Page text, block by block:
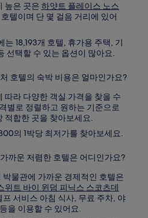
높은 곳은 하얏트 플레이스 노스
호텔이며 단 몇 걸음 거리에 있어
는 18,193개 호텔, 휴가용 주택, 기
선택할 수 있는 옵션이 많아요.
호텔의 숙박 비용은 얼마인가요?
따라 다양한 객실 가격을 찾을 수
별로 정렬하고 원하는 기준으로
적합한 곳을 찾아보세요.
의 1박당 최저가를 찾아보세요.
까운 저렴한 호텔은 어디인가요?
박물관에 가까운 경제적인 호텔은
위트 바이 윈덤 피닉스 스코츠데
프 서비스 아침 식사, 무료 주차, 야
을 이용할 수 있어요.